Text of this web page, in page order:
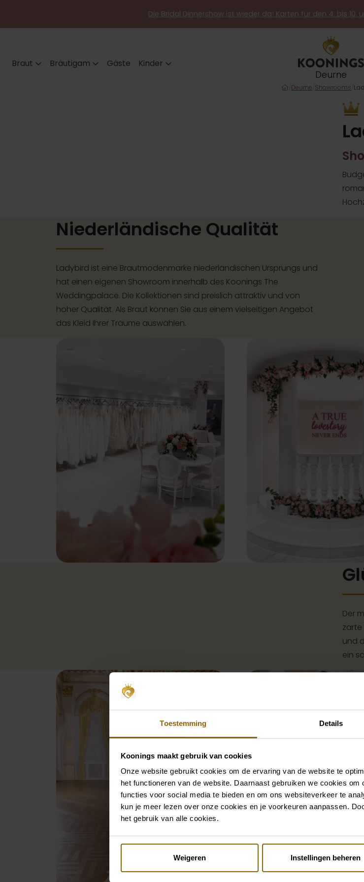
Toestemming Details
Koonings maakt gebruik van cookies
Onze website gebruikt cookies om de ervaring van de website te
het functioneren van de website. Daarnaast gebruiken we cookies
functies voor social media te bieden en om ons websiteverkeer te
kun je meer lezen over onze cookies en je voorkeuren aanpassen.
het gebruik van alle cookies.
Weigeren Instellingen beheren
Die Bridal Dinnershow ist wieder da! Karten für den 4. bis 10.
Braut Bräutigam Gäste Kinder
Deurne
Deurne Showrooms
Niederländische Qualität
Ladybird ist eine Brautmodenmarke niederländischen Ursprungs und
hat einen eigenen Showroom innerhalb des Koonings The
Weddingpalace. Die Kollektionen sind preislich attraktiv und von
hoher Qualität. Als Braut können Sie aus einem vielseitigen Angebot
das Kleid Ihrer Träume auswählen.
Der
zarte
und
ein